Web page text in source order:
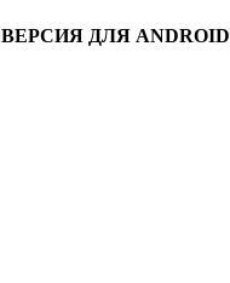
ВЕРСИЯ ДЛЯ ANDROID